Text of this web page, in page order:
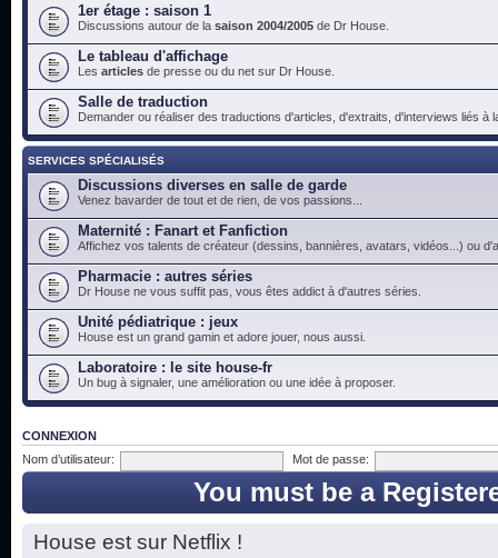
1er étage : saison 1
Discussions autour de la saison 2004/2005 de Dr House.
Le tableau d'affichage
Les articles de presse ou du net sur Dr House.
Salle de traduction
Demander ou réaliser des traductions d'articles, d'extraits, d'interviews liés à
SERVICES SPÉCIALISÉS
Discussions diverses en salle de garde
Venez bavarder de tout et de rien, de vos passions...
Maternité : Fanart et Fanfiction
Affichez vos talents de créateur (dessins, bannières, avatars, vidéos...) ou
Pharmacie : autres séries
Dr House ne vous suffit pas, vous êtes addict à d'autres séries.
Unité pédiatrique : jeux
House est un grand gamin et adore jouer, nous aussi.
Laboratoire : le site house-fr
Un bug à signaler, une amélioration ou une idée à proposer.
CONNEXION
Nom d’utilisateur:
Mot de passe:
You must be a
House est sur Netflix !